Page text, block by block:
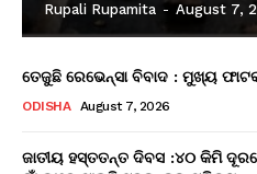
Rupali Rupamita - August 7,
ତେଜୁଛି ରେଭେନ୍ସା ବିବାଦ : ମୁଖ୍ୟ
ODISHA August 7, 2026
ଜାତୀୟ ହସ୍ତତନ୍ତ ଦିବସ :୪୦ କିମି